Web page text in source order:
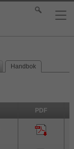
Handbok
PDF